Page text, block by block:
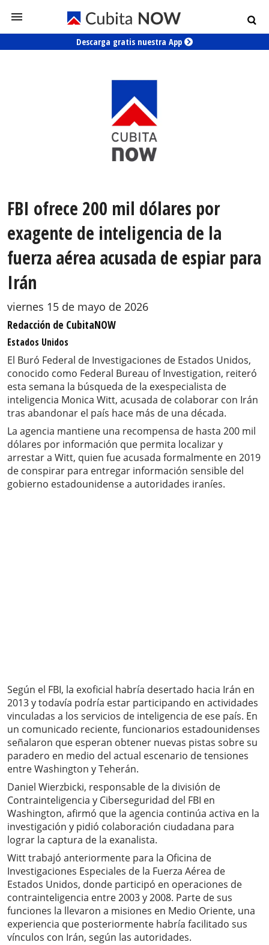
Descarga gratis nuestra App
FBI ofrece 200 mil dólares por
exagente de inteligencia de la
fuerza aérea acusada de espiar para
Irán
viernes 15 de mayo de 2026
Redacción de CubitaNOW
Estados Unidos
El Buró Federal de Investigaciones de Estados Unidos,
conocido como Federal Bureau of Investigation, reiteró
esta semana la búsqueda de la exespecialista de
inteligencia Monica Witt, acusada de colaborar con Irán
tras abandonar el país hace más de una década.
La agencia mantiene una recompensa de hasta 200 mil
dólares por información que permita localizar y
arrestar a Witt, quien fue acusada formalmente en 2019
de conspirar para entregar información sensible del
gobierno estadounidense a autoridades iraníes.
Según el FBI, la exoficial habría desertado hacia Irán en
2013 y todavía podría estar participando en actividades
vinculadas a los servicios de inteligencia de ese país. En
un comunicado reciente, funcionarios estadounidenses
señalaron que esperan obtener nuevas pistas sobre su
paradero en medio del actual escenario de tensiones
entre Washington y Teherán.
Daniel Wierzbicki, responsable de la división de
Contrainteligencia y Ciberseguridad del FBI en
Washington, afirmó que la agencia continúa activa en la
investigación y pidió colaboración ciudadana para
lograr la captura de la exanalista.
Witt trabajó anteriormente para la Oficina de
Investigaciones Especiales de la Fuerza Aérea de
Estados Unidos, donde participó en operaciones de
contrainteligencia entre 2003 y 2008. Parte de sus
funciones la llevaron a misiones en Medio Oriente, una
experiencia que posteriormente habría facilitado sus
vínculos con Irán, según las autoridades.